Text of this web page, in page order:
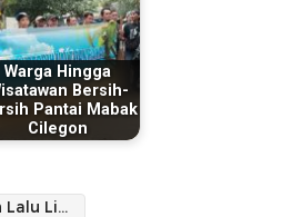
Warga Hingga
Bersih-
Pantai Mabak
Cilegon
Kecelakaan Lalu Lintas